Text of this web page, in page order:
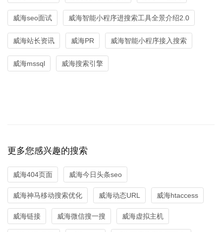
威海seo面试 威海智能小程序进搜索工具全景介绍2.0
威海站长资讯 威海PR 威海智能小程序接入搜索
威海mssql 威海搜索引擎
更多您感兴趣的搜索
威海404页面 威海今日头条seo
威海神马移动搜索优化 威海动态URL 威海htaccess
威海链接 威海微信搜一搜 威海虚拟主机